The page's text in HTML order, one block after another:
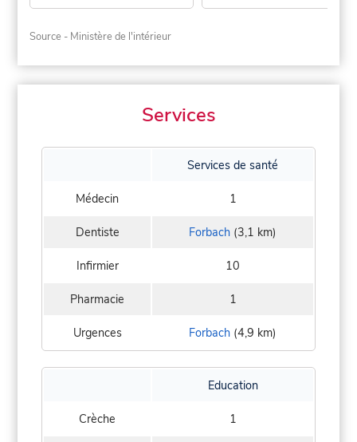
Source - Ministère de l'intérieur
Services
Services de santé
Médecin 1
Dentiste Forbach (3,1 km)
Infirmier 10
Pharmacie 1
Urgences Forbach (4,9 km)
Education
Crèche 1